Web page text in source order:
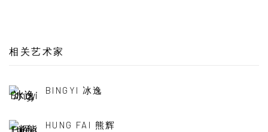
相关艺术家
BINGYI 冰逸
HUNG FAI 熊辉